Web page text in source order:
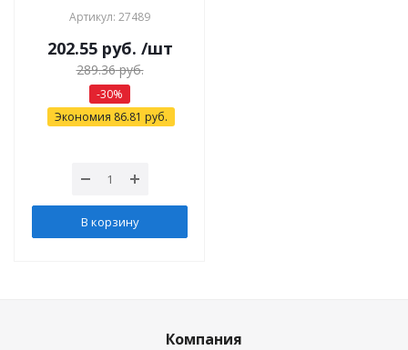
Артикул: 27489
202.55руб. /шт
289.36руб.
-30%
Экономия 86.81 руб.
В корзину
Компания